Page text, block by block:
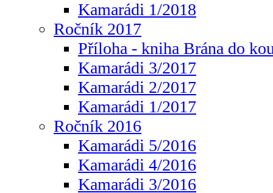
Kamarádi 1/2018
Ročník 2017
Příloha - kniha Brána do
Kamarádi 3/2017
Kamarádi 2/2017
Kamarádi 1/2017
Ročník 2016
Kamarádi 5/2016
Kamarádi 4/2016
Kamarádi 3/2016